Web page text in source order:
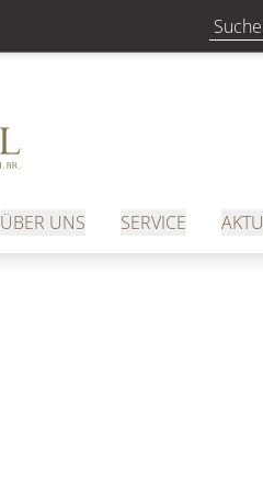
ÜBER UNS SERVICE